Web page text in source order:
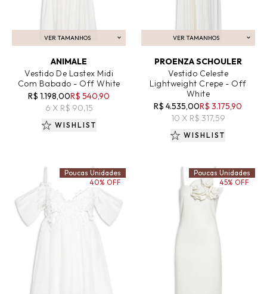
VER TAMANHOS
ADICIONAR AO CARRINHO
ANIMALE
Vestido De Lastex Midi
Com Babado - Off White
R$ 1.198,00R$ 540,90
6 X R$ 90,15
WISHLIST
VER TAMANHOS
ADICIONAR AO CARRINHO
PROENZA SCHOULER
Vestido Celeste
Lightweight Crepe - Off
White
R$ 4.535,00R$ 3.175,90
10 X R$ 317,59
WISHLIST
Poucas Unidades
40% OFF
Poucas Unidades
45% OFF